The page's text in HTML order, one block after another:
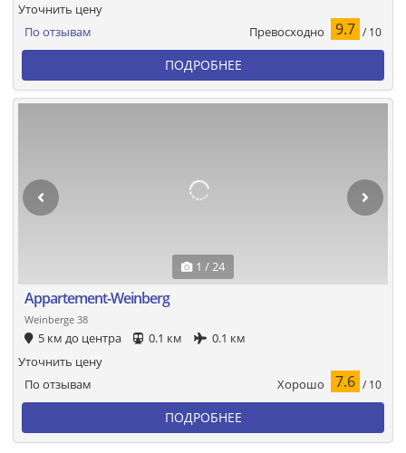
По отзывам Превосходно 9.7 / 10
Уточнить цену
ПОДРОБНЕЕ
1 / 24
Appartement-Weinberg
Weinberge 38
5 км до центра 0.1 км 0.1 км
По отзывам Хорошо 7.6 / 10
Уточнить цену
ПОДРОБНЕЕ